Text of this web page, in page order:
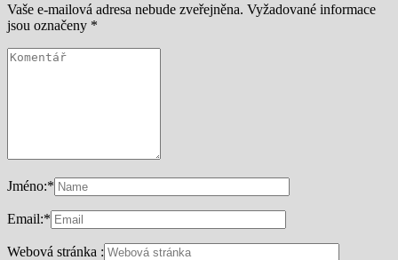
Vaše e-mailová adresa nebude zveřejněna. Vyžadované informace
jsou označeny *
Jméno:*
Email:*
Webová stránka :